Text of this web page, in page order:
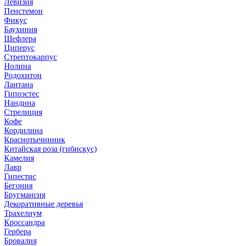
Левизия
Пенстемон
Фикус
Баухиния
Шефлера
Циперус
Стрептокарпус
Нолина
Родохитон
Лантана
Гипоэстес
Нандина
Стрелиция
Кофе
Кордилина
Краснотычинник
Китайская роза (гибискус)
Камелия
Лавр
Гипестис
Бегония
Бругмансия
Декоративные деревья
Трахелиум
Кроссандра
Гербера
Бровалия